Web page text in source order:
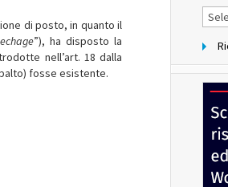
di posto, in quanto il
”), ha disposto la
nell’art. 18 dalla
fosse esistente.
per